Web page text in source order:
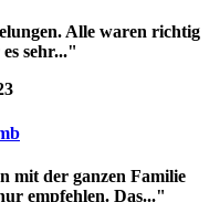
Alle waren richtig
sehr..."
der ganzen Familie
empfehlen. Das..."